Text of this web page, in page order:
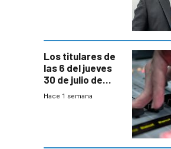
Los titulares de
las 6 del jueves
30 de julio de
2026
Hace 1 semana